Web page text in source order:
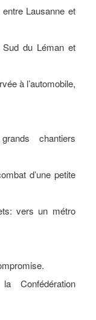
Lausanne et
Sud du Léman et
à l’automobile,
chantiers
d’une petite
vers un métro
Confédération